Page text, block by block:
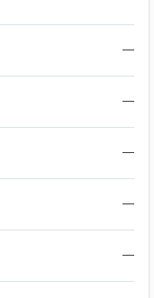
—
—
—
—
—